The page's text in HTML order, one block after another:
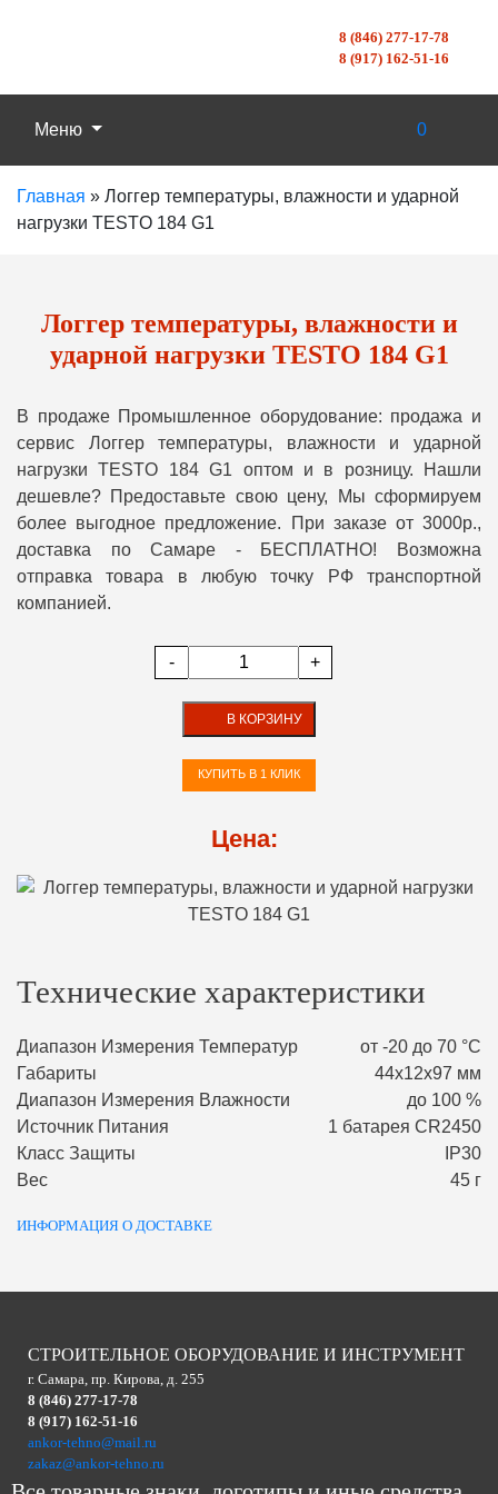
8 (846) 277-17-78
8 (917) 162-51-16
Меню 0
Главная » Логгер температуры, влажности и ударной
нагрузки TESTO 184 G1
Логгер температуры, влажности и
ударной нагрузки TESTO 184 G1
В продаже Промышленное оборудование: продажа и
сервис Логгер температуры, влажности и ударной
нагрузки TESTO 184 G1 оптом и в розницу. Нашли
дешевле? Предоставьте свою цену, Мы сформируем
более выгодное предложение. При заказе от 3000р.,
доставка по Самаре - БЕСПЛАТНО! Возможна
отправка товара в любую точку РФ транспортной
компанией.
- +
В КОРЗИНУ
КУПИТЬ В 1 КЛИК
Цена:
Технические характеристики
Диапазон Измерения Температур
от -20 до 70 °С
Габариты
44х12х97 мм
Диапазон Измерения Влажности
до 100 %
Источник Питания
1 батарея CR2450
Класс Защиты
IP30
Вес
45 г
ИНФОРМАЦИЯ О ДОСТАВКЕ
СТРОИТЕЛЬНОЕ ОБОРУДОВАНИЕ И ИНСТРУМЕНТ
г. Самара, пр. Кирова, д. 255
8 (846) 277-17-78
8 (917) 162-51-16
ankor-tehno@mail.ru
zakaz@ankor-tehno.ru